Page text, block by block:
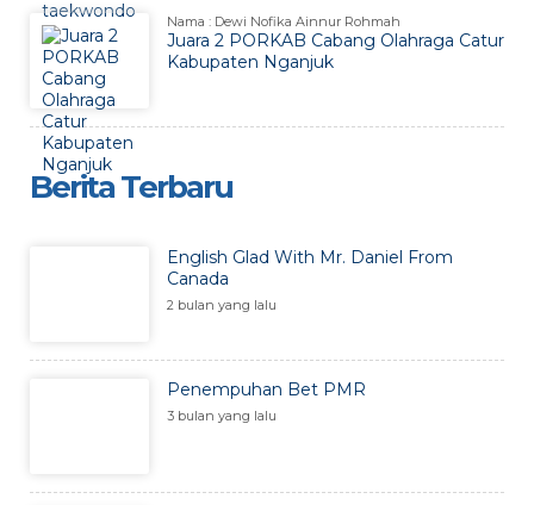
Nama : Dewi Nofika Ainnur Rohmah
Juara 2 PORKAB Cabang Olahraga Catur
Kabupaten Nganjuk
Berita Terbaru
English Glad With Mr. Daniel From
Canada
2 bulan yang lalu
Penempuhan Bet PMR
3 bulan yang lalu